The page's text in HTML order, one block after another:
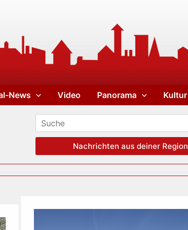
News Video Panorama Kultur
Nachrichten aus deiner Region